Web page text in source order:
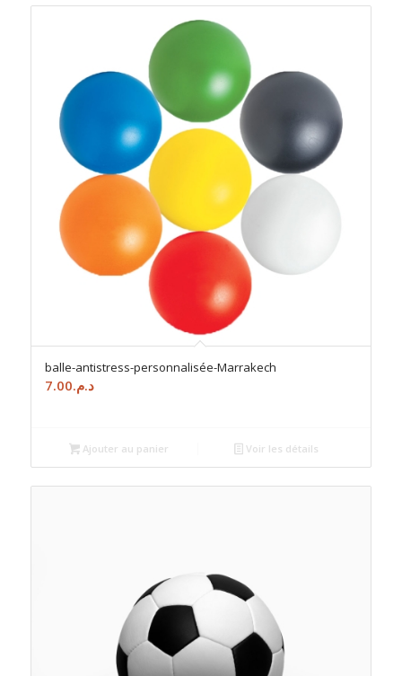
balle-antistress-personnalisée-Marrakech
د.م.7.00
Ajouter au panier Voir les détails